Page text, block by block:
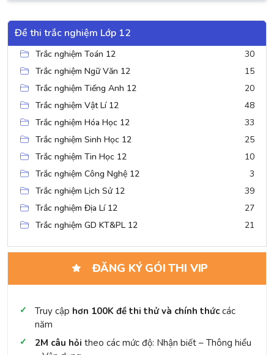
Đề thi trắc nghiệm Lớp 12
Trắc nghiệm Toán 12
30
Trắc nghiệm Ngữ Văn 12
15
Trắc nghiệm Tiếng Anh 12
20
Trắc nghiệm Vật Lí 12
48
Trắc nghiệm Hóa Học 12
33
Trắc nghiệm Sinh Học 12
25
Trắc nghiệm Tin Học 12
10
Trắc nghiệm Công Nghệ 12
3
Trắc nghiệm Lịch Sử 12
39
Trắc nghiệm Địa Lí 12
27
Trắc nghiệm GD KT&PL 12
21
ĐĂNG KÝ GÓI THI VIP
Truy cập hơn 100K đề thi thử và chính thứccác
năm
2M câu hỏi theo các mức độ: Nhận biết – Thông hiểu